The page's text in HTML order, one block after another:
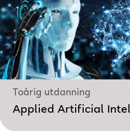
Toårig utdanning
Applied Artificial